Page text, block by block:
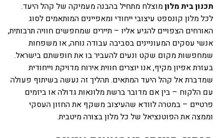
תכנון בית מלוןמוצלח מתחיל בהבנה מעמיקה של קהל היעד.
לכל מלון קונספט עיצובי ייחודי ומאפיינים המותאמים לסוג
האורחים הצפויים להגיע אליו – תיירים שמחפשים חוויה תרבותית,
אנשי עסקים המעוניינים בסביבה עבודה נוחה, או משפחות
שמחפשות מקום שקט ונעים להעביר בו את חופשתם בישראל.
בעזרת אפיון מקיף, אנו יוצרים חווית אירוח מדויקת וייחודית
שמדברת אל קהל היעד המתאים. תהליך זה נעשה בשיתוף פעולה
עם הלקוח – בין אם מדובר ברשת מלונאות גדולה או ביזמים
פרטיים – במטרה לוודא שהעיצוב משקף את החזון העסקי
וממצה את הפוטנציאל של כל מלון בצורה מיטבית.